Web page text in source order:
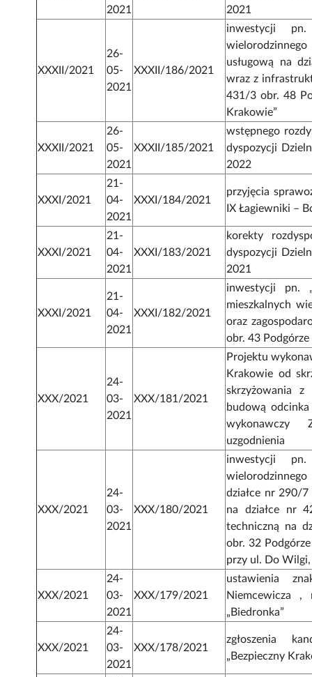
2021
2021
XXXII/2021
26-
05-
2021
XXXII/186/2021
inwestycji pn.
usługową na
wraz z
431/3 obr. 48
Krakowie”
XXXII/2021
26-
05-
2021
XXXII/185/2021
wstępnego
dyspozycji
2022
XXXI/2021
21-
04-
2021
XXXI/184/2021
przyjęcia
IX Łagiewniki –
XXXI/2021
21-
04-
2021
XXXI/183/2021
korekty
dyspozycji
2021
XXXI/2021
21-
04-
2021
XXXI/182/2021
inwestycji pn.
mieszkalnych
oraz
obr. 43
XXX/2021
24-
03-
2021
XXX/181/2021
Projektu
Krakowie od
skrzyżowania
budową
wykonawczy
uzgodnienia
XXX/2021
24-
03-
2021
XXX/180/2021
inwestycji pn.
działce nr 290/
na działce nr
techniczną na
obr. 32
przy ul. Do
XXX/2021
24-
03-
2021
XXX/179/2021
ustawienia
Niemcewicza
„Biedronka”
XXX/2021
24-
03-
2021
XXX/178/2021
zgłoszenia
„Bezpieczny